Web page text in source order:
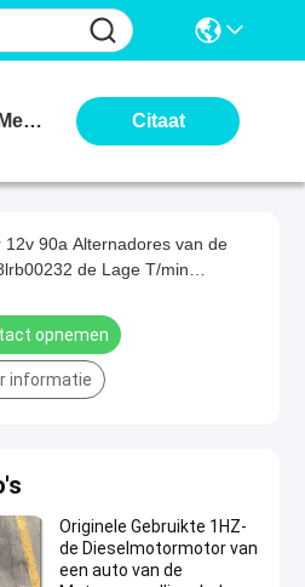
Neem Contact Met Ons Op Citaat
12v 90a Alternadores van de
de Lage T/min
opnemen
informatie
Originele Gebruikte 1HZ-
de Dieselmotormotor van
een auto van de